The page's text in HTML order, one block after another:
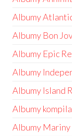
Albumy
Albumy Bon
Albumy Epic
Albumy
Albumy Island
Albumy
Albumy